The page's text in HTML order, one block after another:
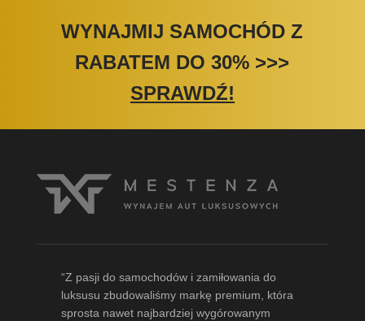
WYNAJMIJ SAMOCHÓD Z
RABATEM DO 30% >>>
SPRAWDŹ!
“Z pasji do samochodów i zamiłowania do
luksusu zbudowaliśmy markę premium, która
sprosta nawet najbardziej wygórowanym